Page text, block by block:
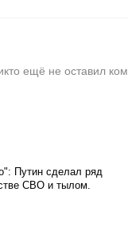
ещё не оставил
Путин сделал ряд
СВО и тылом.